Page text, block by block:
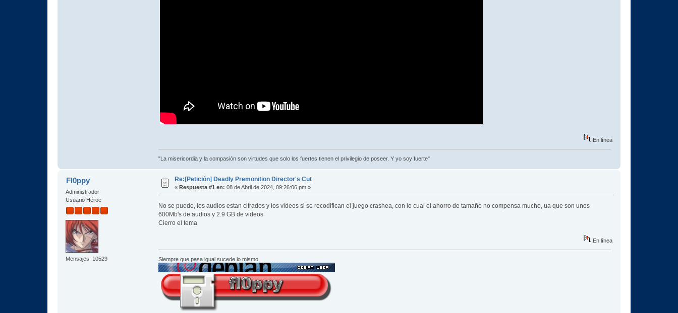
En línea
"La misericordia y la compasión son virtudes que solo los fuertes tienen el privilegio de poseer. Y yo soy fuerte"
Fl0ppy
Administrador
Usuario Héroe
Mensajes: 10529
Re:[Petición] Deadly Premonition Director's Cut
«Respuesta #1 en: 08 de Abril de 2024, 09:26:06 pm »
No se puede, los audios estan cifrados y los videos si se recodifican el juego crashea, con lo cual el ahorro de tamaño no compensa mucho, ua que son unos
600Mb's de audios y 2.9 GB de videos
Cierro el tema
En línea
Siempre que pasa igual sucede lo mismo